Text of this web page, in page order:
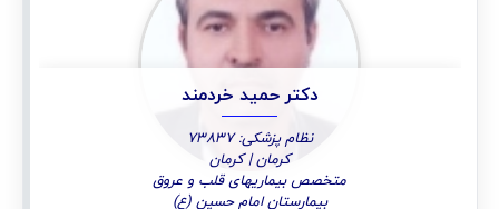
دکتر حمید خردمند
نظام پزشکی: 73837
کرمان | کرمان
متخصص بیماریهای قلب و عروق
بیمارستان امام حسین (ع)